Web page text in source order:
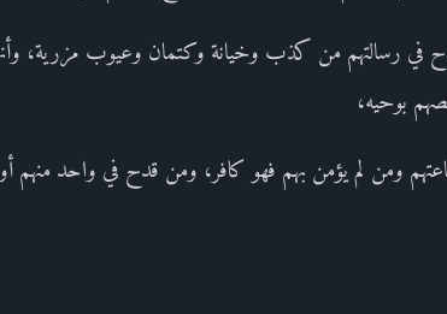
في رسالتهم من كذب وخيانة وكتمان وعيوب مزرية،
بوحيه،
ومن لم يؤمن بهم فهو كافر، ومن قدح في واحد منهم أو